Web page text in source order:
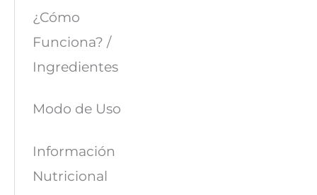
¿Cómo
Funciona? /
Ingredientes
Modo de Uso
Información
Nutricional